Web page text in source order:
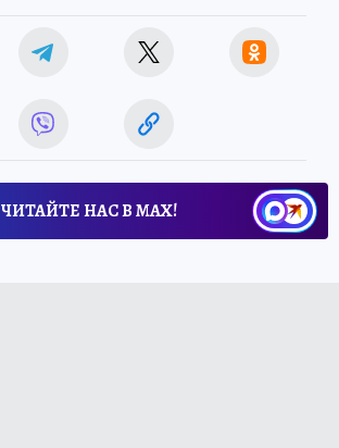
ЧИТАЙТЕ НАС В МАХ!